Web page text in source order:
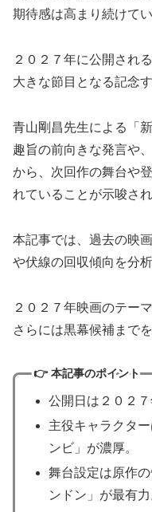
期待感は高まり続けてい
２０２７年に公開され
大きな節目となる記念
青山剛昌先生による「
趣旨の前向きな発言や
から、次回作の舞台や
れていることが示唆され
本記事では、過去の映
や伏線の回収傾向を分析
２０２７年映画のテー
さらには黒幕候補まで
👉本記事のポイント
公開日は２０２７
主役キャラクタ
ンビ」が濃厚。
舞台設定は原作
ンドン」が最有力